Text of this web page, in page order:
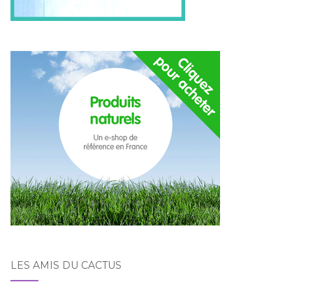
LES AMIS DU CACTUS